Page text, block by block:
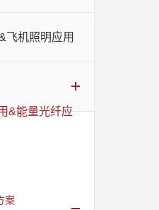
飞机照明应用
&能量光纤应
案